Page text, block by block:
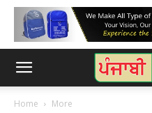
Home More